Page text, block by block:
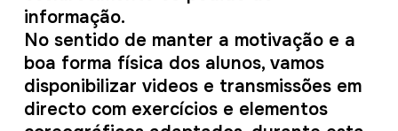
informação.
No sentido de manter a motivação e a
boa forma física dos alunos, vamos
disponibilizar videos e transmissões em
directo com exercícios e elementos